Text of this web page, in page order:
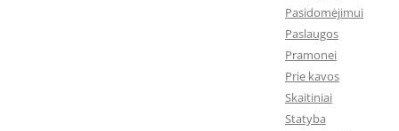
Pasidomėjimui
Paslaugos
Pramonei
Prie kavos
Skaitiniai
Statyba